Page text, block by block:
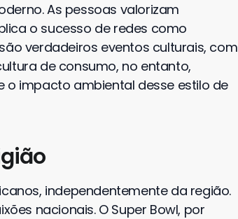
As pessoas valorizam
o sucesso de redes como
verdadeiros eventos culturais, com
de consumo, no entanto,
impacto ambiental desse estilo de
independentemente da região.
nacionais. O Super Bowl, por